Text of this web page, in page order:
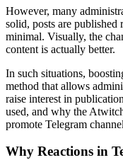
However, many
solid, posts are published
minimal. Visually, the
content is actually better.
In such situations,
method that allows
raise interest in
used, and why the
promote Telegram
Why Reactions in